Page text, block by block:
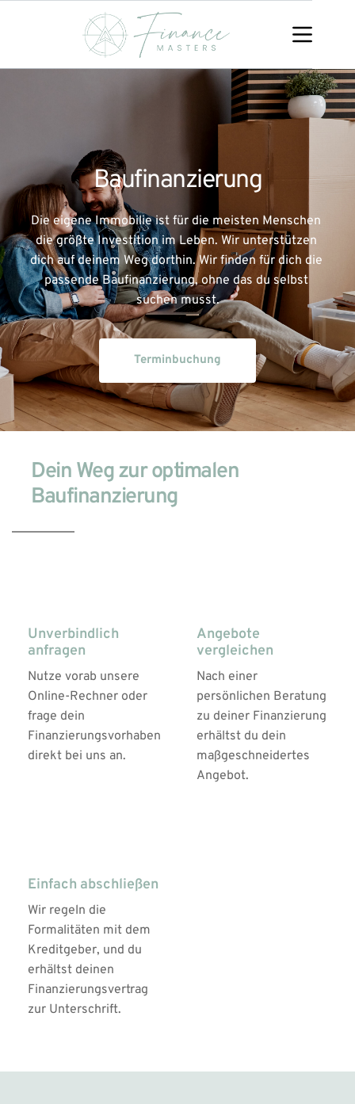
Baufinanzierung
Die eigene Immobilie ist für die meisten Menschen
die größte Investition im Leben. Wir unterstützen
dich auf deinem Weg dorthin. Wir finden für dich die
passende Baufinanzierung, ohne das du selbst
suchen musst.
Terminbuchung
Dein Weg zur optimalen
Baufinanzierung
Unverbindlich
anfragen
Nutze vorab unsere
Online-Rechner oder
frage dein
Finanzierungsvorhaben
direkt bei uns an.
Angebote
vergleichen
Nach einer
persönlichen Beratung
zu deiner Finanzierung
erhältst du dein
maßgeschneidertes
Angebot.
Einfach abschließen
Wir regeln die
Formalitäten mit dem
Kreditgeber, und du
erhältst deinen
Finanzierungsvertrag
zur Unterschrift.